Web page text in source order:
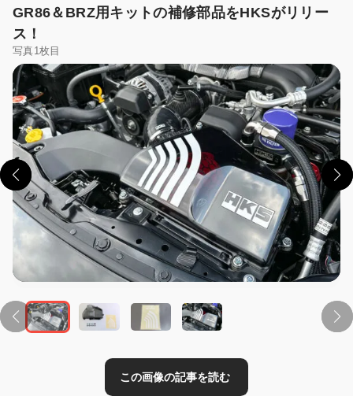
GR86＆BRZ用キットの補修部品をHKSがリリー
ス！
写真1枚目
この画像の記事を読む